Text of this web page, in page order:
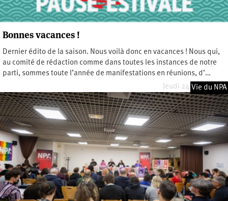
Bonnes vacances !
Dernier édito de la saison. Nous voilà donc en vacances ! Nous qui,
au comité de rédaction comme dans toutes les instances de notre
parti, sommes toute l’année de manifestations en réunions, d’…
Jeudi 24 juillet 2025
Vie du NPA